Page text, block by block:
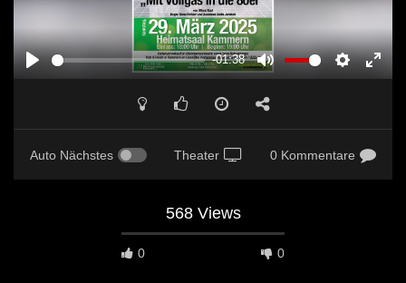
PLAY
-01:38
MUTE SETTINGS
Auto Nächstes Theater 0 Kommentare
568 Views
0 0